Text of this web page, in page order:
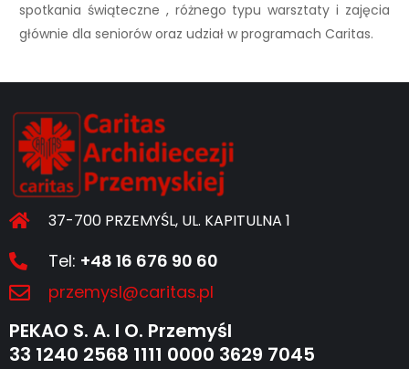
spotkania świąteczne , różnego typu warsztaty i zajęcia
głównie dla seniorów oraz udział w programach Caritas.
37-700 PRZEMYŚL, UL. KAPITULNA 1
Tel: +48 16 676 90 60
przemysl@caritas.pl
PEKAO S. A. I O. Przemyśl
33 1240 2568 1111 0000 3629 7045